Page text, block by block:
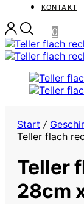
KONTAKT
0
Start /
Teller flach
Teller
28cm